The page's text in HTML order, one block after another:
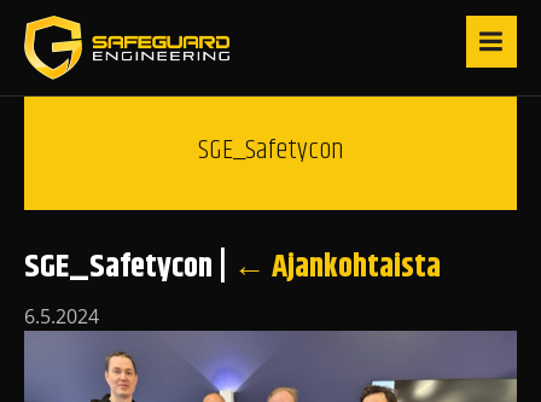
SGE_Safetycon
SGE_Safetycon ← Ajankohtaista
6.5.2024